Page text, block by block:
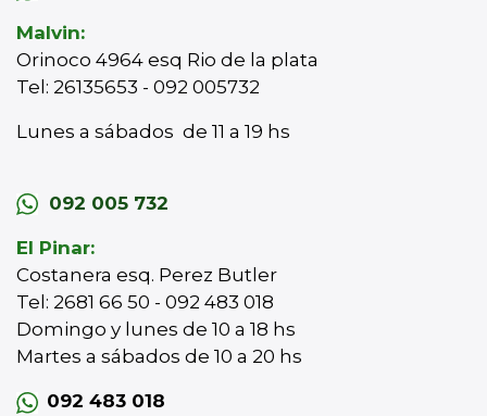
Malvin:
Orinoco 4964 esq Rio de la plata
Tel: 26135653 - 092 005732
Lunes a sábados de 11 a 19 hs
092 005 732
El Pinar:
Costanera esq. Perez Butler
Tel: 2681 66 50 - 092 483 018
Domingo y lunes de 10 a 18 hs
Martes a sábados de 10 a 20 hs
092 483 018